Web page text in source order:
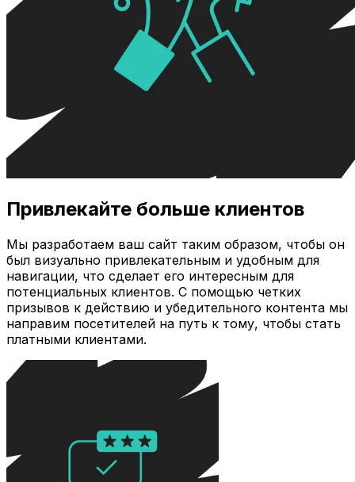
Привлекайте больше клиентов
Мы разработаем ваш сайт таким образом, чтобы он
был визуально привлекательным и удобным для
навигации, что сделает его интересным для
потенциальных клиентов. С помощью четких
призывов к действию и убедительного контента мы
направим посетителей на путь к тому, чтобы стать
платными клиентами.